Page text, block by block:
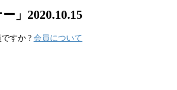
」2020.10.15
すか ? 会員について